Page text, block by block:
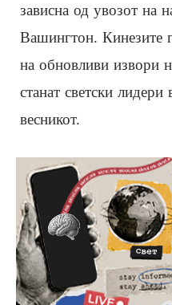
зависна од увозот на
Вашингтон. Кинезите
на обновливи извори
станат светски лидери
весникот.